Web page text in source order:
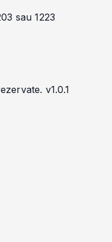
sau 1223
v1.0.1